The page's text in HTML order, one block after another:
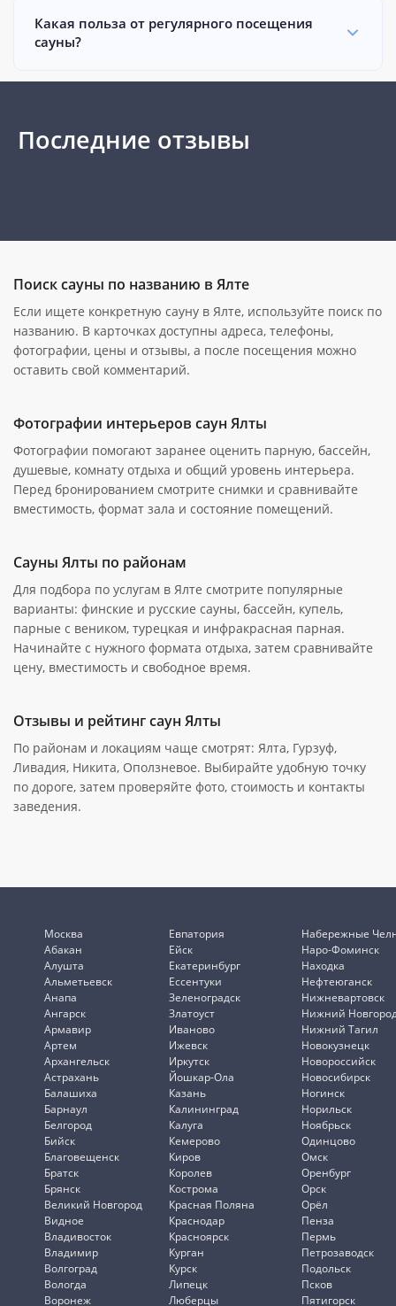
Какая польза от регулярного посещения
сауны?
Последние отзывы
Поиск сауны по названию в Ялте
Если ищете конкретную сауну в Ялте, используйте поиск по
названию. В карточках доступны адреса, телефоны,
фотографии, цены и отзывы, а после посещения можно
оставить свой комментарий.
Фотографии интерьеров саун Ялты
Фотографии помогают заранее оценить парную, бассейн,
душевые, комнату отдыха и общий уровень интерьера.
Перед бронированием смотрите снимки и сравнивайте
вместимость, формат зала и состояние помещений.
Сауны Ялты по районам
Для подбора по услугам в Ялте смотрите популярные
варианты: финские и русские сауны, бассейн, купель,
парные с веником, турецкая и инфракрасная парная.
Начинайте с нужного формата отдыха, затем сравнивайте
цену, вместимость и свободное время.
Отзывы и рейтинг саун Ялты
По районам и локациям чаще смотрят: Ялта, Гурзуф,
Ливадия, Никита, Оползневое. Выбирайте удобную точку
по дороге, затем проверяйте фото, стоимость и контакты
заведения.
Москва
Абакан
Алушта
Альметьевск
Анапа
Ангарск
Армавир
Артем
Архангельск
Астрахань
Балашиха
Барнаул
Белгород
Бийск
Благовещенск
Братск
Брянск
Великий Новгород
Видное
Владивосток
Владимир
Волгоград
Вологда
Воронеж
Евпатория
Ейск
Екатеринбург
Ессентуки
Зеленоградск
Златоуст
Иваново
Ижевск
Иркутск
Йошкар-Ола
Казань
Калининград
Калуга
Кемерово
Киров
Королев
Кострома
Красная Поляна
Краснодар
Красноярск
Курган
Курск
Липецк
Люберцы
Набережные
Наро-Фоминск
Находка
Нефтеюганск
Нижневартовск
Нижний
Нижний Тагил
Новокузнецк
Новороссийск
Новосибирск
Ногинск
Норильск
Ноябрьск
Одинцово
Омск
Оренбург
Орск
Орёл
Пенза
Пермь
Петрозаводск
Подольск
Псков
Пятигорск